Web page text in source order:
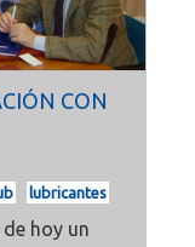
CON
lubricantes
hoy un